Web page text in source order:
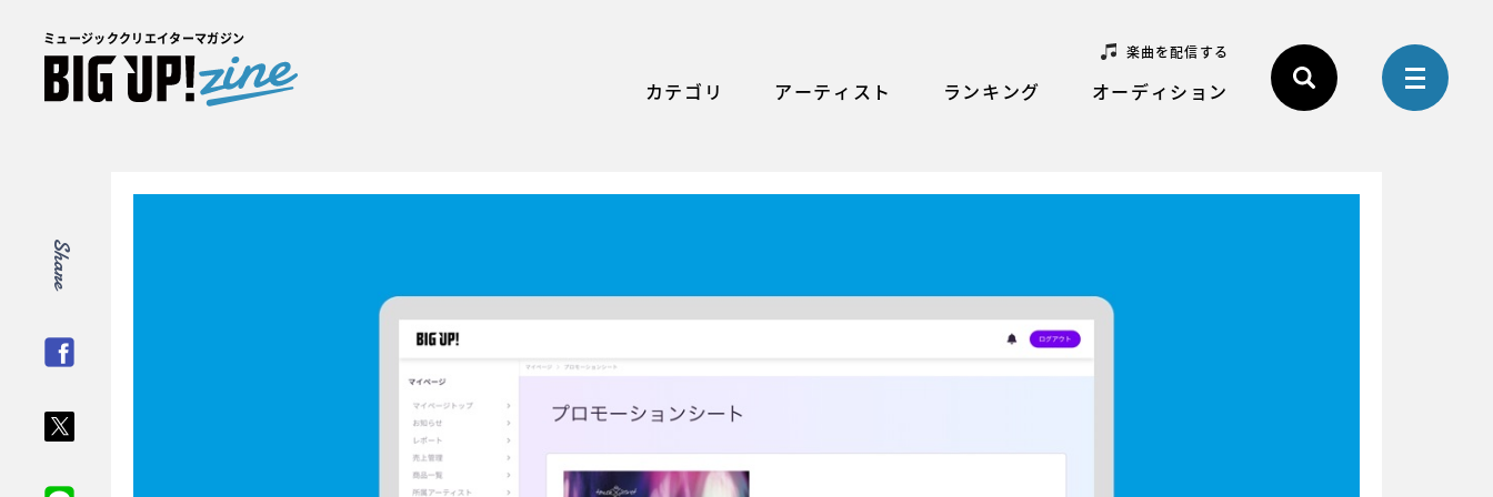
ミュージッククリエイターマガジン
楽曲を配信する
カテゴリ アーティスト ランキング オーディション
Share